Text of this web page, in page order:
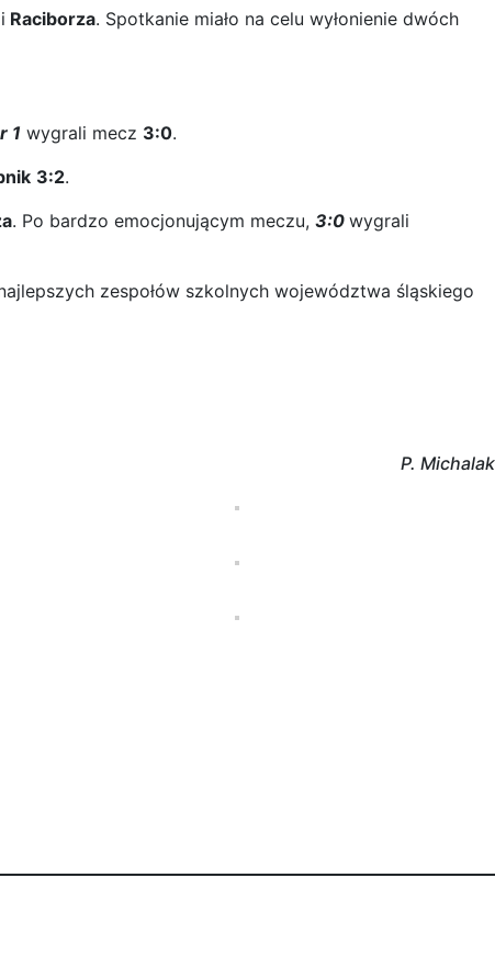
i Raciborza. Spotkanie miało na celu wyłonienie dwóch
1 wygrali mecz 3:0.
3:2.
. Po bardzo emocjonującym meczu, 3:0 wygrali
zespołów szkolnych województwa śląskiego
P. Michalak